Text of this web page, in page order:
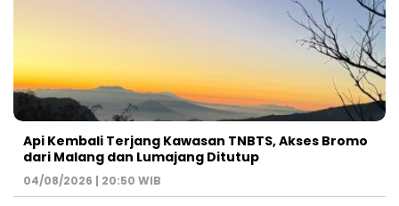
Api Kembali Terjang Kawasan TNBTS, Akses Bromo
dari Malang dan Lumajang Ditutup
04/08/2026 | 20:50 WIB